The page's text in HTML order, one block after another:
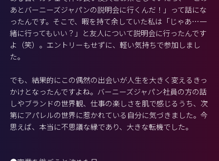
あとバーニーズジャパンの説明会に行くんだ！」って話にな
ったんです。そこで、暇を持て余していた私は「じゃあ…一
緒に行ってもいい？」と友人について説明会に行ったんです
よ（笑）。エントリーもせずに、軽い気持ちで参加しまし
た。
でも、結果的にこの偶然の出会いが人生を大きく変えるきっ
かけとなったんですよね。バーニーズジャパン社員の方の話
しやブランドの世界観、仕事の楽しさを肌で感じるうち、次
第にアパレルの世界に惹かれている自分に気づきました。今
思えば、本当に不思議な縁であり、大きな転機でした。